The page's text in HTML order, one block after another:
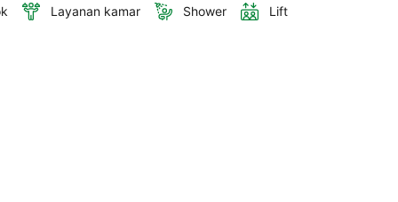
Layanan kamar Shower Lift